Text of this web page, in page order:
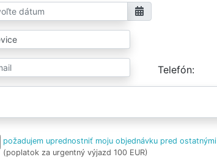
Telefón
požadujem uprednostniť moju objednávku pred ostatnými
(poplatok za urgentný výjazd 100 EUR)